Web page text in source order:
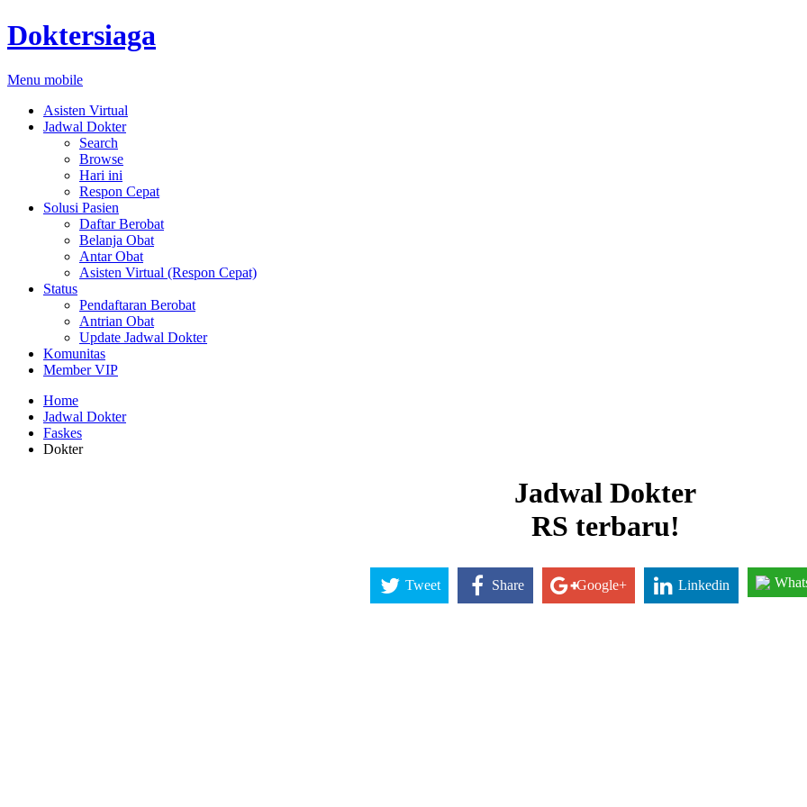
Doktersiaga
Menu mobile
Asisten Virtual
Jadwal Dokter
Search
Browse
Hari ini
Respon Cepat
Solusi Pasien
Daftar Berobat
Belanja Obat
Antar Obat
Asisten Virtual (Respon Cepat)
Status
Pendaftaran Berobat
Antrian Obat
Update Jadwal Dokter
Komunitas
Member VIP
Home
Jadwal Dokter
Faskes
Dokter
Jadwal Dokter
RS terbaru!
Tweet Share Google+ Linkedin